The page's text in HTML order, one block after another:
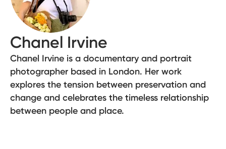
Chanel Irvine
Chanel Irvine is a documentary and portrait
photographer based in London. Her work
explores the tension between preservation and
change and celebrates the timeless relationship
between people and place.